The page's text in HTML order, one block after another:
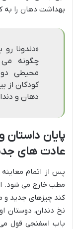
بهداشت دهان را به
«دندونا
چگونه
محیطی
کودکان از
دهان و
پایان
عادت های
پس از اتمام
مطب خارج می شود.
کند چیزهای جدید و
نخ دندان، دوستان
باب اسفنجی قول